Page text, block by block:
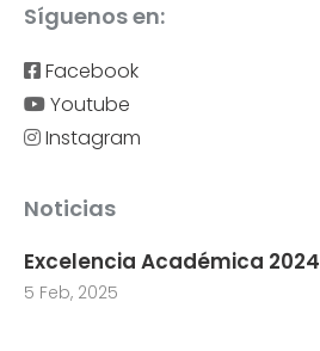
Síguenos en:
Facebook
Youtube
Instagram
Noticias
Excelencia Académica 2024
5 Feb, 2025